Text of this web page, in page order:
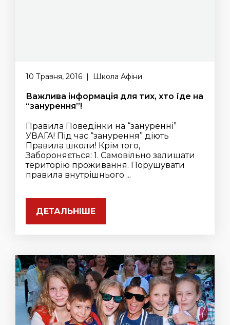
10 Травня, 2016 | Школа Афіни
Важлива інформація для тих, хто їде на
“занурення”!
Правила Поведінки на “зануренні”
УВАГА! Під час “занурення” діють
Правила школи! Крім того,
Забороняється: 1. Самовільно залишати
територію проживання. Порушувати
правила внутрішнього ...
ДЕТАЛЬНІШЕ